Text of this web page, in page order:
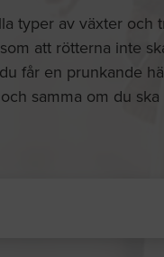
typer av växter och
att rötterna inte
får en prunkande
samma om du ska